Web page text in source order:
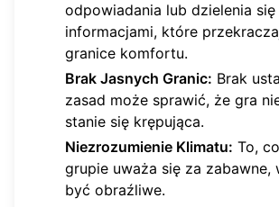
odpowiadania lub dzielenia się
informacjami, które
granice komfortu.
Brak Jasnych Granic: Brak
zasad może sprawić, że gra
stanie się krępująca.
Niezrozumienie Klimatu: To,
grupie uważa się za zabawne,
być obraźliwe.